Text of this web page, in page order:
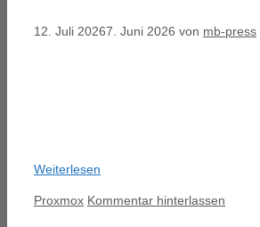
12. Juli 20267. Juni 2026 von mb-press
Weiterlesen
Kategorien
Proxmox Kommentar hinterlassen